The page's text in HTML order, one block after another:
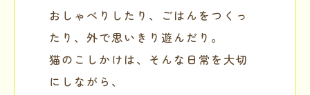
おしゃべりしたり、ごはんをつくっ
たり、外で思いきり遊んだり。
猫のこしかけは、そんな日常を大切
にしながら、